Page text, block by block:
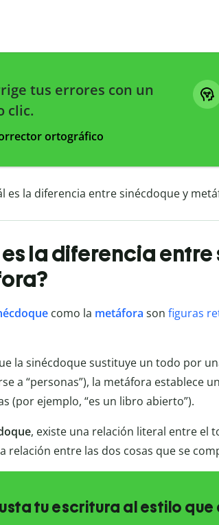
tus errores con un
clic.
ortográfico
es la diferencia entre sinécdoque y
es la diferencia
como la metáfora son figuras
la sinécdoque sustituye un todo por
a “personas”), la metáfora establece
(por ejemplo, “es un libro abierto”).
, existe una relación literal entre el
relación entre las dos cosas que se
tu escritura al estilo